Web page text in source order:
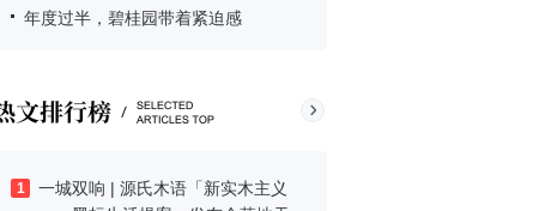
年度过半，碧桂园带着紧迫感
1
一城双响 | 源氏木语「新实木主义